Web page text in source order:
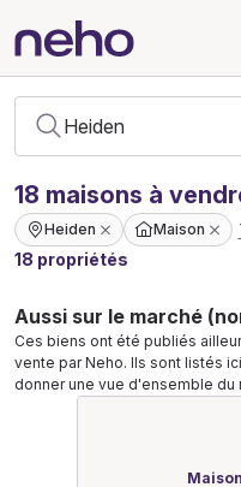
18 maisons à
Heiden Maison
18 propriétés
Aussi sur le marché
Ces biens ont été publiés
vente par Neho. Ils sont listés
donner une vue d'ensemble du